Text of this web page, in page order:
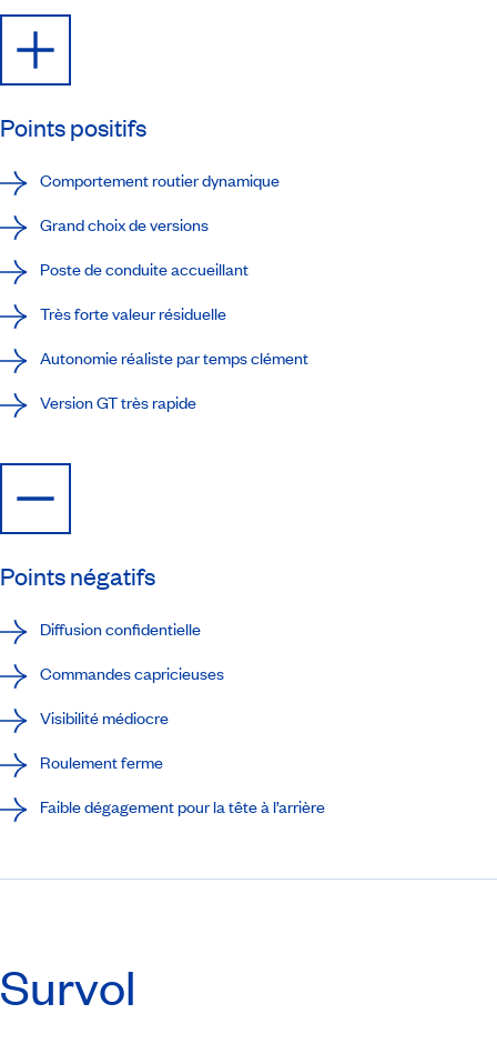
Points positifs
Comportement routier dynamique
Grand choix de versions
Poste de conduite accueillant
Très forte valeur résiduelle
Autonomie réaliste par temps clément
Version GT très rapide
Points négatifs
Diffusion confidentielle
Commandes capricieuses
Visibilité médiocre
Roulement ferme
Faible dégagement pour la tête à l’arrière
Survol